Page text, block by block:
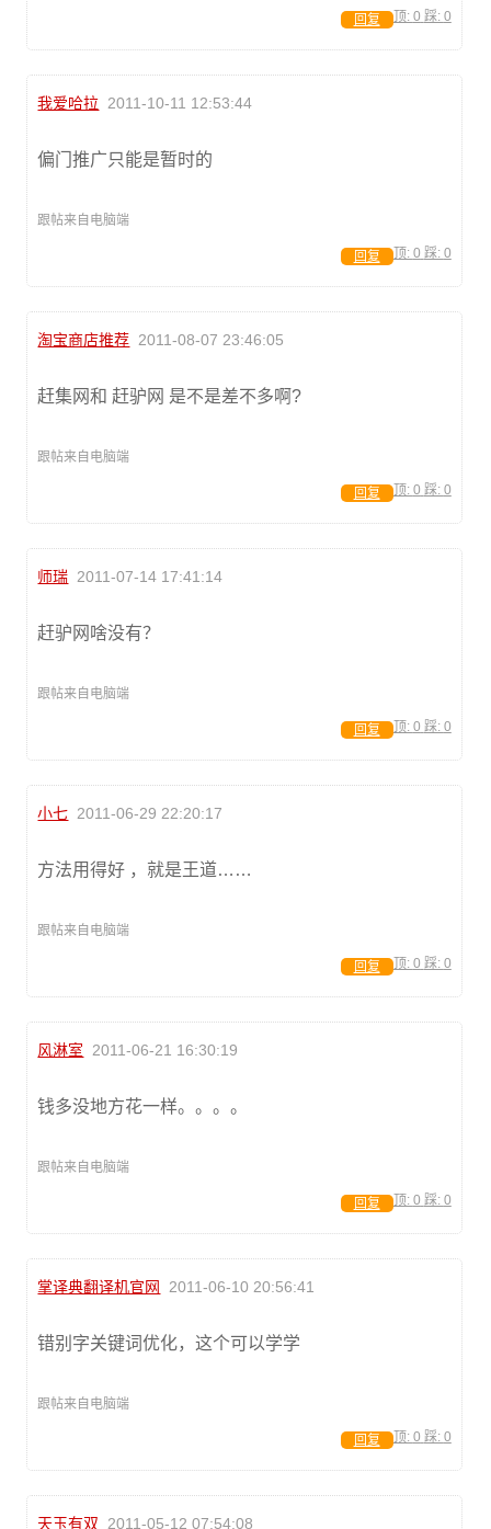
顶: 0 踩: 0
回复
我爱哈拉 2011-10-11 12:53:44
偏门推广只能是暂时的
跟帖来自电脑端
顶: 0 踩: 0
回复
淘宝商店推荐 2011-08-07 23:46:05
赶集网和 赶驴网 是不是差不多啊?
跟帖来自电脑端
顶: 0 踩: 0
回复
师瑞 2011-07-14 17:41:14
赶驴网啥没有？
跟帖来自电脑端
顶: 0 踩: 0
回复
小七 2011-06-29 22:20:17
方法用得好 ，就是王道……
跟帖来自电脑端
顶: 0 踩: 0
回复
风淋室 2011-06-21 16:30:19
钱多没地方花一样。。。。
跟帖来自电脑端
顶: 0 踩: 0
回复
掌译典翻译机官网 2011-06-10 20:56:41
错别字关键词优化，这个可以学学
跟帖来自电脑端
顶: 0 踩: 0
回复
天玉有双 2011-05-12 07:54:08